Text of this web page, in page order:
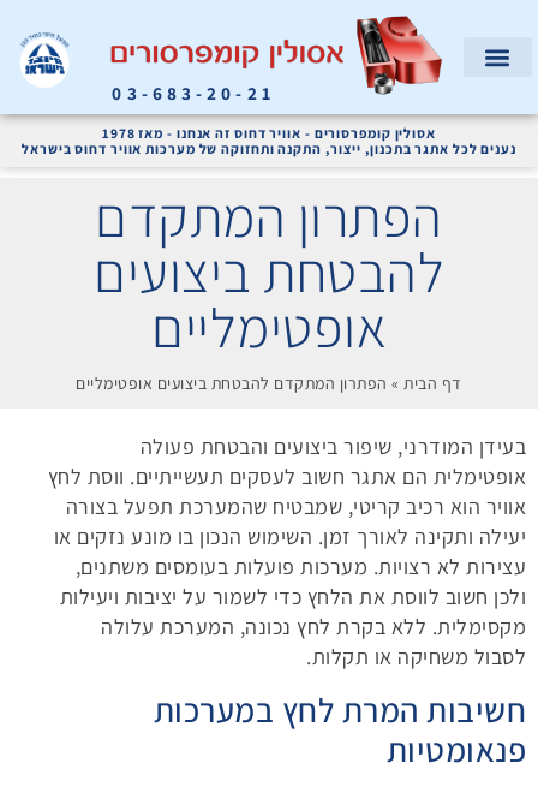
03-683-20-21
אסולין קומפרסורים - אוויר דחוס זה אנחנו - מאז 1978
נענים לכל אתגר בתכנון, ייצור, התקנה ותחזוקה של מערכות אוויר דחוס בישראל
הפתרון המתקדם
להבטחת ביצועים
אופטימליים
דף הבית » הפתרון המתקדם להבטחת ביצועים אופטימליים
בעידן המודרני, שיפור ביצועים והבטחת פעולה
אופטימלית הם אתגר חשוב לעסקים תעשייתיים. ווסת לחץ
אוויר הוא רכיב קריטי, שמבטיח שהמערכת תפעל בצורה
יעילה ותקינה לאורך זמן. השימוש הנכון בו מונע נזקים או
עצירות לא רצויות. מערכות פועלות בעומסים משתנים,
ולכן חשוב לווסת את הלחץ כדי לשמור על יציבות ויעילות
מקסימלית. ללא בקרת לחץ נכונה, המערכת עלולה
לסבול משחיקה או תקלות.
חשיבות המרת לחץ במערכות
פנאומטיות